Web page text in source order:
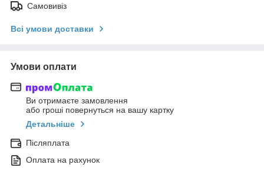
Самовивіз
Всі умови доставки
Умови оплати
Ви отримаєте замовлення
або гроші повернуться на вашу картку
Детальніше
Післяплата
Оплата на рахунок